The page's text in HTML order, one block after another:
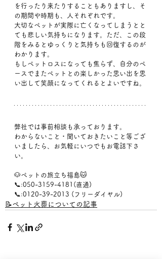
を行ったり来たりすることもありますし、そ
の期間や時期も、人それぞれです。
大切なペットが実際に亡くなってしまうとと
ても悲しい気持ちになります。ただ、この段
階をみるとゆっくりと気持ちも回復するのが
わかります。
もしペットロスになっても焦らず、自分のペ
ースでまたペットとの楽しかった思い出を思
い出して笑顔になってくれるとよいですね。
弊社では事前相談も承っております。
わからないこと・聞いておきたいこと等ござ
いましたら、お気軽にいつでもお電話下さ
い。
🐶ペットの旅立ち福島🐱
📞:050-3159-4181(直通)
📞:0120-39-2013 (フリーダイヤル)
📝ペット火葬についての記事